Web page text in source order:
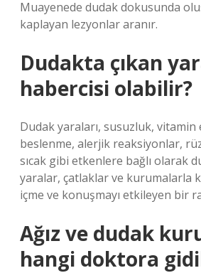
Muayenede dudak dokusunda
kaplayan lezyonlar aranır.
Dudakta çıkan
habercisi olabilir?
Dudak yaraları, susuzluk, vitamin
beslenme, alerjik reaksiyonlar,
sıcak gibi etkenlere bağlı olarak
yaralar, çatlaklar ve kurumalarla
içme ve konuşmayı etkileyen bir
Ağız ve dudak
hangi doktora